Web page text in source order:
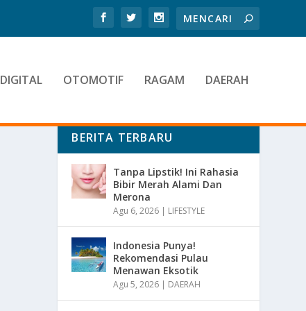
DIGITAL OTOMOTIF RAGAM DAERAH
BERITA TERBARU
Tanpa Lipstik! Ini Rahasia
Bibir Merah Alami Dan
Merona
Agu 6, 2026 | LIFESTYLE
Indonesia Punya!
Rekomendasi Pulau
Menawan Eksotik
Agu 5, 2026 | DAERAH